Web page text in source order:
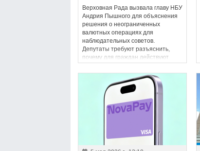
Верховная Рада вызвала главу НБУ
Андрия Пышного для объяснения
решения о неограниченных
валютных операциях для
наблюдательных советов.
Депутаты требуют разъяснить,
почему для граждан действуют
ограничения, а для отдельных
категорий – нет.